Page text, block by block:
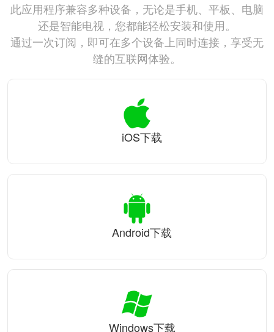
此应用程序兼容多种设备，无论是手机、平板、电脑
还是智能电视，您都能轻松安装和使用。
通过一次订阅，即可在多个设备上同时连接，享受无
缝的互联网体验。
iOS下载
Android下载
Windows下载